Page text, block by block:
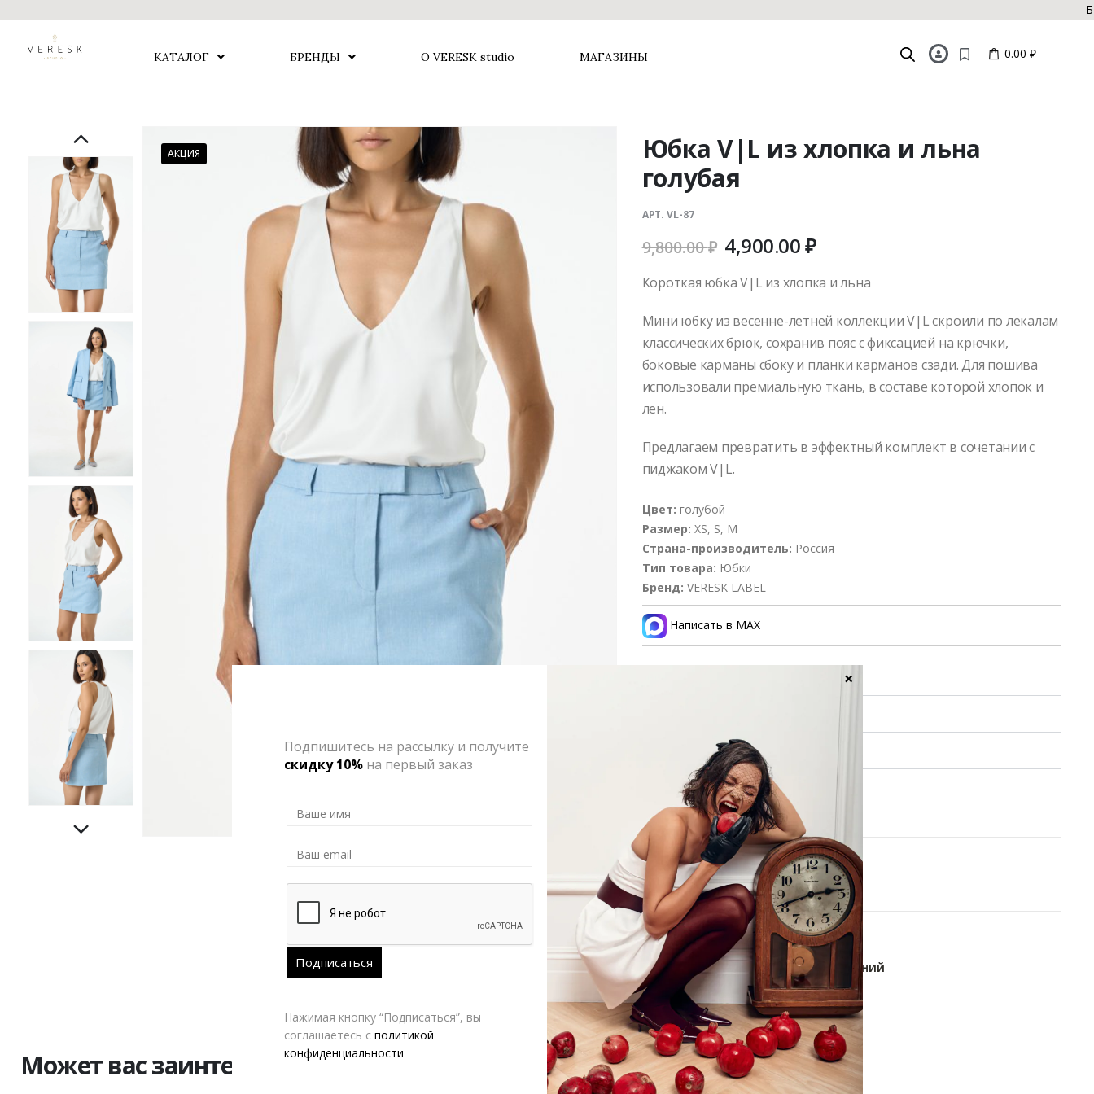
КАТАЛОГ БРЕНДЫ О VERESK studio МАГАЗИНЫ 0.00 ₽
АКЦИЯ
Юбка V|L из хлопка и льна
голубая
АРТ. VL-87
9,800.00₽ 4,900.00₽
Короткая юбка V|L из хлопка и льна
Мини юбку из весенне-летней коллекции V|L скроили по лекалам
классических брюк, сохранив пояс с фиксацией на крючки,
боковые карманы сбоку и планки карманов сзади. Для пошива
использовали премиальную ткань, в составе которой хлопок и
лен.
Предлагаем превратить в эффектный комплект в сочетании с
пиджаком V|L.
Цвет: голубой
Размер: XS, S, M
Страна-производитель: Россия
Тип товара: Юбки
Бренд: VERESK LABEL
Написать в MAX
Возврат и обмен
РАЗМЕР XS S
В КОРЗИНУ
VERESK LABEL
ДОБАВИТЬ В СПИСОК ЖЕЛАНИЙ
Может вас заинтересовать
Подпишитесь на рассылку и получите
скидку 10%на первый заказ
Нажимая кнопку “Подписаться”, вы
соглашаетесь с политикой
конфиденциальности
×